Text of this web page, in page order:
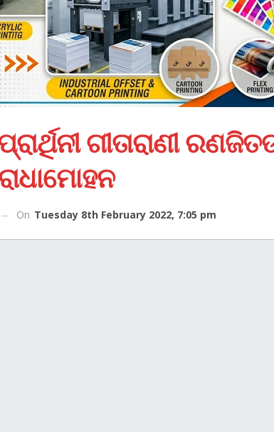
ଗୀତାରାଣୀ
On Tuesday 8th February 2022, 7:05 pm